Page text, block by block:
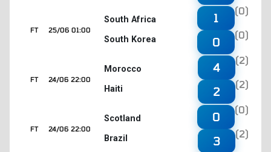
25/06 01:00
FT
South Africa
South Korea
1
(0)
0
(0)
24/06 22:00
FT
Morocco
Haiti
4
(2)
2
(2)
24/06 22:00
FT
Scotland
Brazil
0
(0)
3
(2)